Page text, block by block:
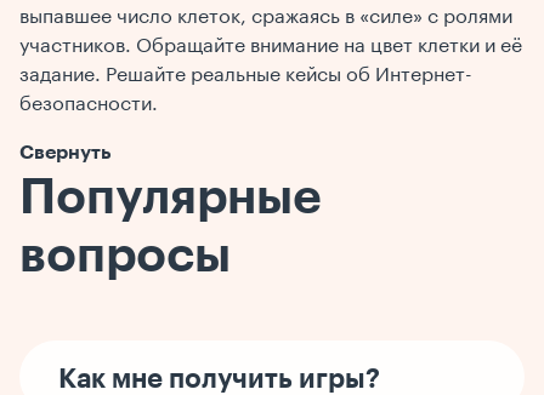
выпавшее число клеток, сражаясь в «силе» с ролями
участников. Обращайте внимание на цвет клетки и её
задание. Решайте реальные кейсы об Интернет-
безопасности.
Свернуть
Популярные
вопросы
Как мне получить игры?